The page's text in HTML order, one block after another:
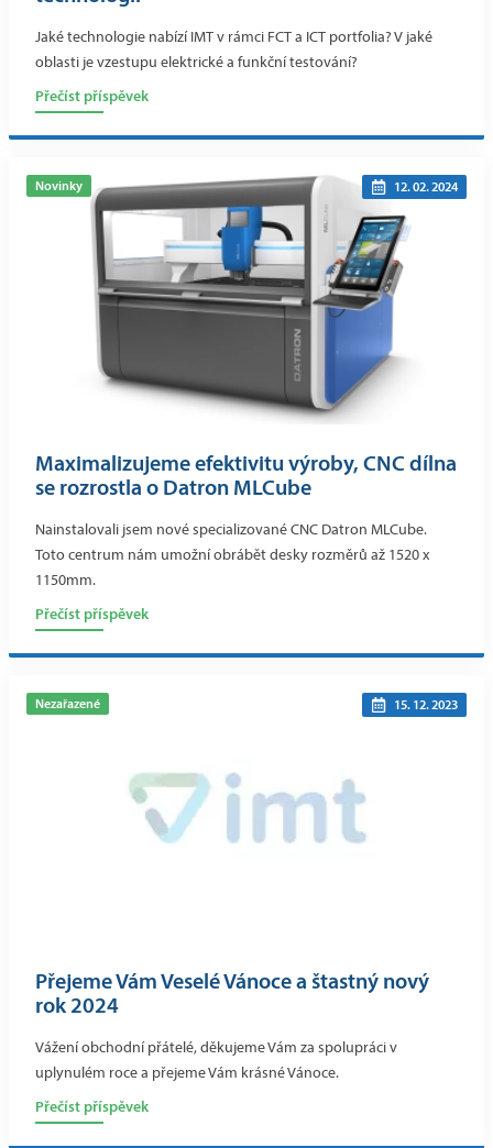
Jaké technologie nabízí IMT v rámci FCT a ICT portfolia? V jaké
oblasti je vzestupu elektrické a funkční testování?
Přečíst příspěvek
Novinky 12. 02. 2024
Maximalizujeme efektivitu výroby, CNC dílna
se rozrostla o Datron MLCube
Nainstalovali jsem nové specializované CNC Datron MLCube.
Toto centrum nám umožní obrábět desky rozměrů až 1520 x
1150mm.
Přečíst příspěvek
Nezařazené 15. 12. 2023
Přejeme Vám Veselé Vánoce a štastný nový
rok 2024
Vážení obchodní přátelé, děkujeme Vám za spolupráci v
uplynulém roce a přejeme Vám krásné Vánoce.
Přečíst příspěvek